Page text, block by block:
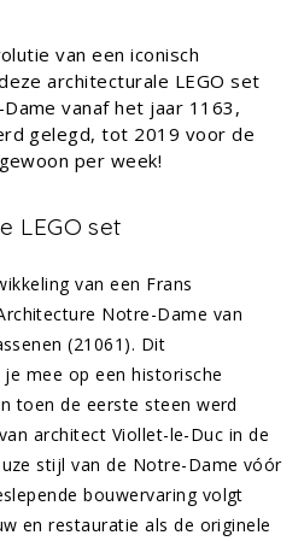
van een iconisch
architecturale LEGO set
vanaf het jaar 1163,
gelegd, tot 2019 voor de
per week!
LEGO set
van een Frans
Notre-Dame van
(21061). Dit
mee op een historische
toen de eerste steen werd
architect Viollet-le-Duc in de
stijl van de Notre-Dame vóór
bouwervaring volgt
en restauratie als de originele